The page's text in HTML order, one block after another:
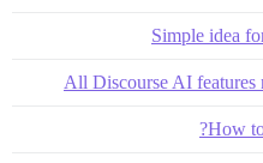
Simple idea
All Discourse AI features
How